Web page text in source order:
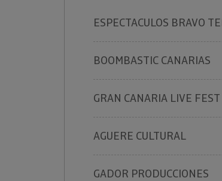
ESPECTACULOS BRAVO
BOOMBASTIC CANARIAS
GRAN CANARIA LIVE FEST
AGUERE CULTURAL
GADOR PRODUCCIONES